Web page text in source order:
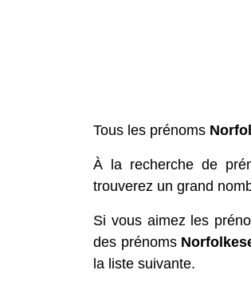
Tous les prénoms
À la recherche de
trouverez un grand
Si vous aimez les
des prénoms
la liste suivante.